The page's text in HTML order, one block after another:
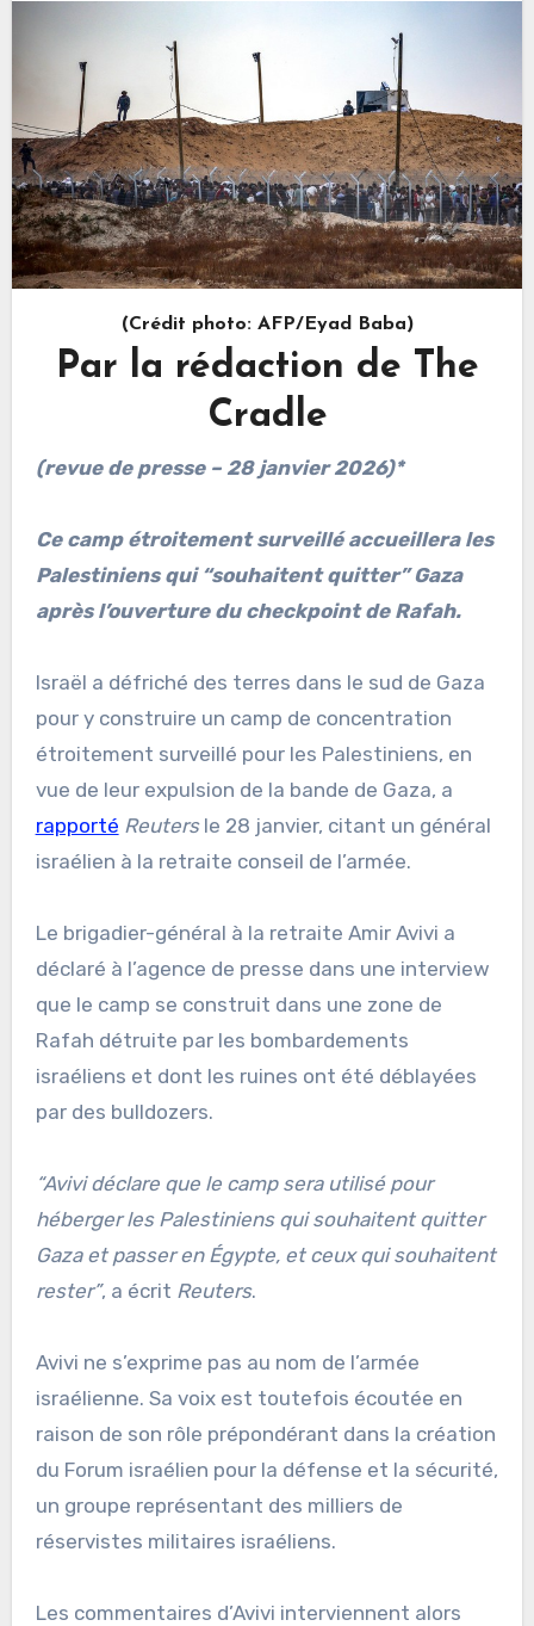
(Crédit photo: AFP/Eyad Baba)
Par la rédaction de The
Cradle
(revue de presse – 28 janvier 2026)*
Ce camp étroitement surveillé accueillera les
Palestiniens qui “souhaitent quitter” Gaza
après l’ouverture du checkpoint de Rafah.
Israël a défriché des terres dans le sud de Gaza
pour y construire un camp de concentration
étroitement surveillé pour les Palestiniens, en
vue de leur expulsion de la bande de Gaza, a
rapporté Reuters le 28 janvier, citant un général
israélien à la retraite conseil de l’armée.
Le brigadier-général à la retraite Amir Avivi a
déclaré à l’agence de presse dans une interview
que le camp se construit dans une zone de
Rafah détruite par les bombardements
israéliens et dont les ruines ont été déblayées
par des bulldozers.
“Avivi déclare que le camp sera utilisé pour
héberger les Palestiniens qui souhaitent quitter
Gaza et passer en Égypte, et ceux qui souhaitent
rester”, a écrit Reuters.
Avivi ne s’exprime pas au nom de l’armée
israélienne. Sa voix est toutefois écoutée en
raison de son rôle prépondérant dans la création
du Forum israélien pour la défense et la sécurité,
un groupe représentant des milliers de
réservistes militaires israéliens.
Les commentaires d’Avivi interviennent alors